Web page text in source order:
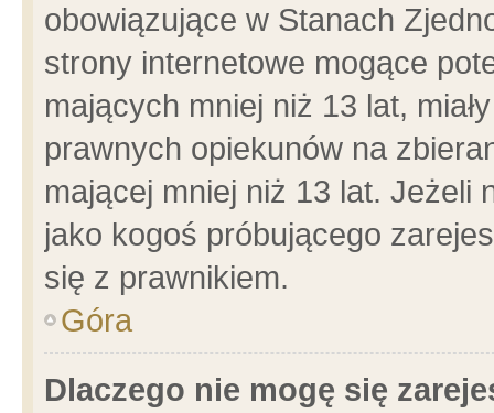
obowiązujące w Stanach
strony internetowe mogące
mających mniej niż 13 lat,
prawnych opiekunów na
mającej mniej niż 13 lat. Jeżeli
jako kogoś próbującego
się z prawnikiem.
Góra
Dlaczego nie mogę się